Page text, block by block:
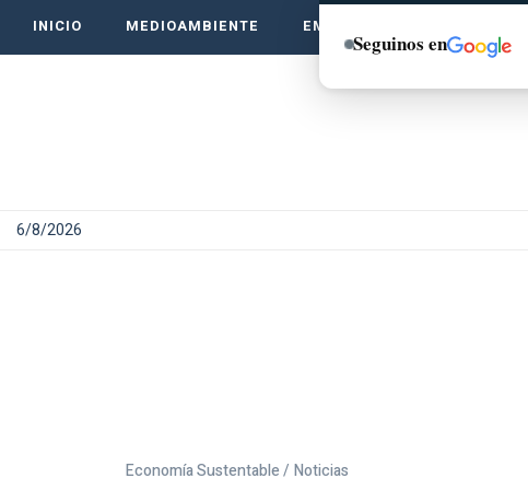
INICIO MEDIOAMBIENTE EMPRENDE VERDE
6/8/2026
Economía Sustentable / Noticias
Seguinos en